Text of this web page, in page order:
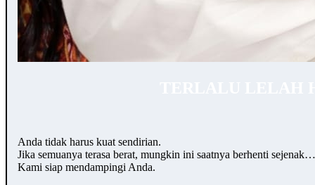
Anda tidak harus kuat sendirian.
Jika semuanya terasa berat, mungkin ini saatnya berhenti
Kami siap mendampingi Anda.